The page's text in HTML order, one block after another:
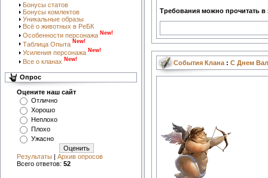
Бонусы статов
Бонусы комлектов
Уникальные образы
Всё о животных в РеБК
Особенности персонажа New!
Таблица Опыта New!
Усиления персонажа New!
Все о кланах New!
Опрос
Оцените наш сайт
Отлично
Хорошо
Неплохо
Плохо
Ужасно
Результаты | Архив опросов
Всего ответов: 52
Требования можно прочитать в
События Клана : С Днем